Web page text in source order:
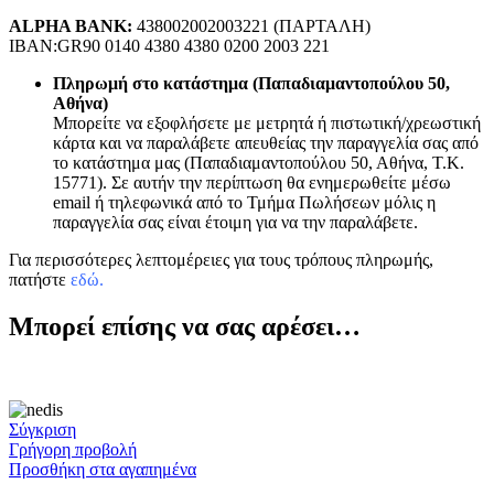
ALPHA BANK: 438002002003221 (ΠΑΡΤΑΛΗ)
IBAN:GR90 0140 4380 4380 0200 2003 221
Πληρωμή στο κατάστημα (Παπαδιαμαντοπούλου 50,
Αθήνα)
Μπορείτε να εξοφλήσετε με μετρητά ή πιστωτική/χρεωστική
κάρτα και να παραλάβετε απευθείας την παραγγελία σας από
το κατάστημα μας (Παπαδιαμαντοπούλου 50, Αθήνα, Τ.Κ.
15771). Σε αυτήν την περίπτωση θα ενημερωθείτε μέσω
email ή τηλεφωνικά από το Τμήμα Πωλήσεων μόλις η
παραγγελία σας είναι έτοιμη για να την παραλάβετε.
Για περισσότερες λεπτομέρειες για τους τρόπους πληρωμής,
πατήστε εδώ.
Μπορεί επίσης να σας αρέσει…
Σύγκριση
Γρήγορη προβολή
Προσθήκη στα αγαπημένα